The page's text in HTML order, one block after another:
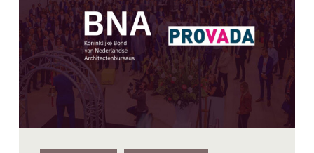
PROVADA:
zichtbaar
en
inhoudelijk